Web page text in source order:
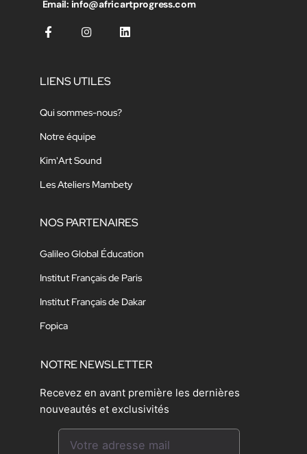
Email: info@africartprogress.com
LIENS UTILES
Qui sommes-nous?
Notre équipe
Kim'Art Sound
Les Ateliers Mambety
NOS PARTENAIRES
Galileo Global Éducation
Institut Français de Paris
Institut Français de Dakar
Fopica
NOTRE NEWSLETTER
Recevez en avant première les dernières
nouveautés et exclusivités